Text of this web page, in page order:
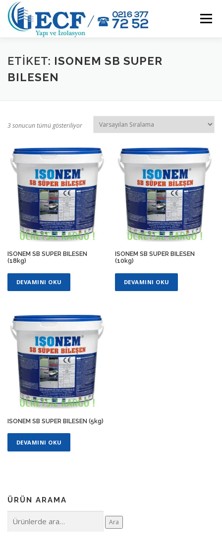
İçeriğe
geç
Menü
HAKKIMIZDA ÜRÜNLER NEDEN ECF YAPI ?
ETIKET: ISONEM SB SUPER
BILESEN
3 sonucun tümü gösteriliyor
ISONEM SB SUPER BILESEN
(18kg)
DEVAMINI OKU
ISONEM SB SUPER BILESEN
(10kg)
DEVAMINI OKU
ISONEM SB SUPER BILESEN (5kg)
DEVAMINI OKU
ÜRÜN ARAMA
Ara